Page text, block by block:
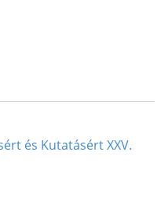
és Kutatásért XXV.